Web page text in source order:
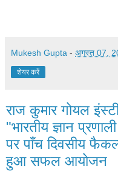
Mukesh Gupta - अगस्त 07,
शेयर करें
राज कुमार गोयल
"भारतीय ज्ञान
पर पाँच दिवसीय
हुआ सफल आयोजन